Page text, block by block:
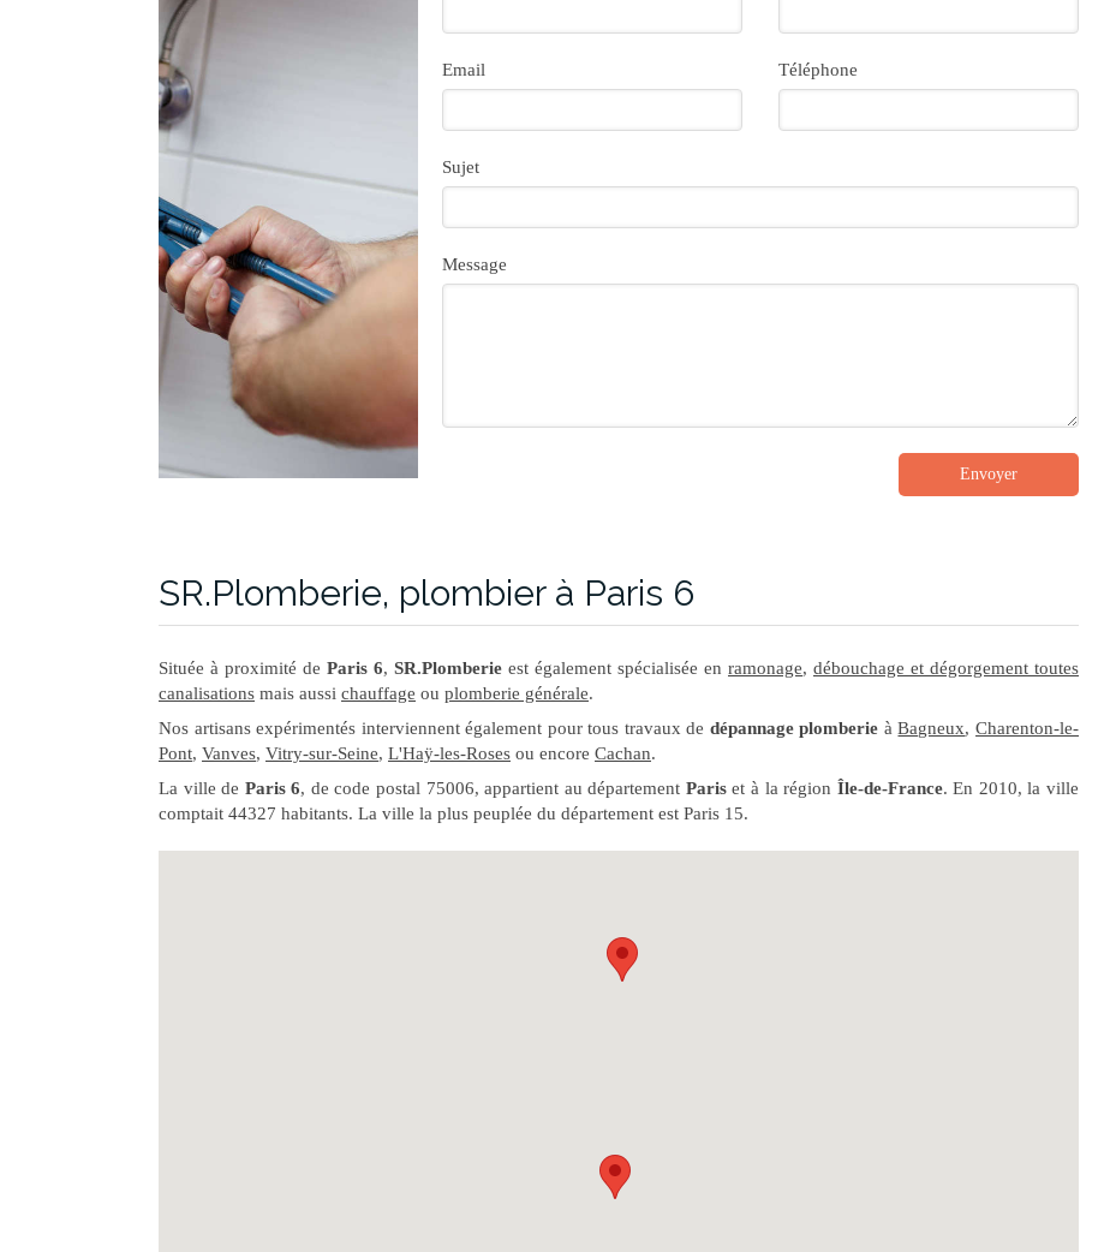
Email Téléphone
Sujet
Message
Envoyer
SR.Plomberie, plombier à Paris 6
Située à proximité de Paris 6, SR.Plomberie est également spécialisée en ramonage, débouchage et dégorgement toutes
canalisations mais aussi chauffage ou plomberie générale.
Nos artisans expérimentés interviennent également pour tous travaux de dépannage plomberie àBagneux,Charenton-le-
Pont, Vanves, Vitry-sur-Seine, L'Haÿ-les-Roses ou encore Cachan.
La ville de Paris 6, de code postal 75006, appartient au département Pariset à la région Île-de-France. En 2010, la ville
comptait 44327 habitants. La ville la plus peuplée du département est Paris 15.